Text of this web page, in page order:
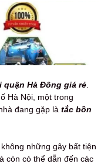
Hà Đông giá rẻ
Hà Nội, một trong
đang gặp là tắc bồn
không những gây bất tiện
còn có thể dẫn đến các